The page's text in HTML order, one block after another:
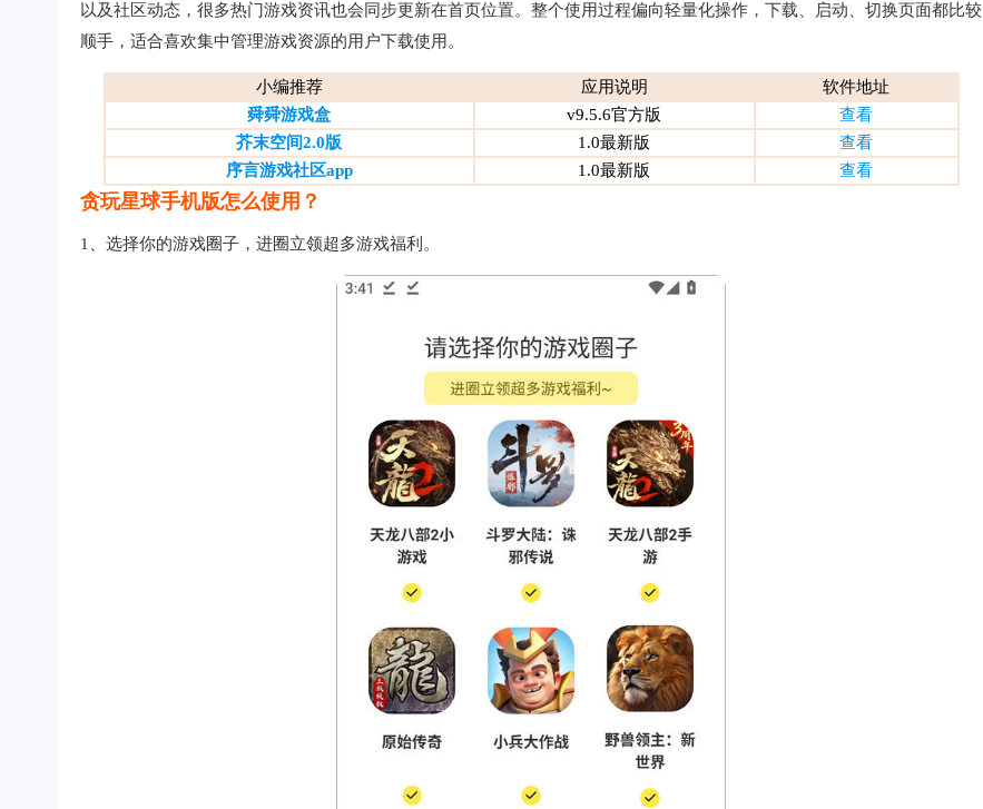
以及社区动态，很多热门游戏资讯也会同步更新在首页位置。整个使用过程偏向轻量化操作，下载、启动、切换页面都比较
顺手，适合喜欢集中管理游戏资源的用户下载使用。
小编推荐 应用说明
软件地址
舜舜游戏盒
v9.5.6官方版
查看
芥末空间2.0版
1.0最新版
查看
序言游戏社区app
1.0最新版 查看
贪玩星球手机版怎么使用？
1、选择你的游戏圈子，进圈立领超多游戏福利。